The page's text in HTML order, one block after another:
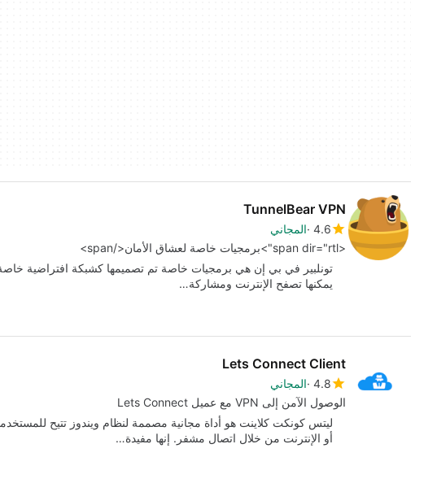
TunnelBear VPN
4.6 المجاني
<span dir="rtl">برمجيات خاصة لعشاق الأمان</span>
تونلبير في بي إن هي برمجيات خاصة تم تصميمها كشبكة افتراضية
يمكنها تصفح الإنترنت ومشاركة…
Lets Connect Client
4.8 المجاني
الوصول الآمن إلى VPN مع عميل Lets Connect
ليتس كونكت كلاينت هو أداة مجانية مصممة لنظام ويندوز تتيح
أو الإنترنت من خلال اتصال مشفر. إنها مفيدة…